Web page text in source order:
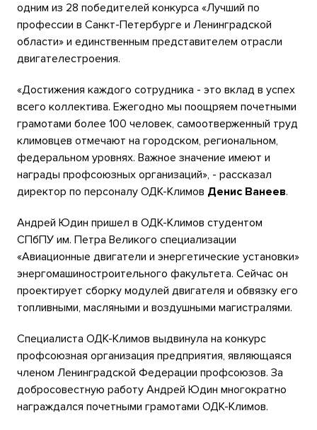
одним из 28 победителей конкурса «Лучший по
профессии в Санкт-Петербурге и Ленинградской
области» и единственным представителем отрасли
двигателестроения.
«Достижения каждого сотрудника - это вклад в успех
всего коллектива. Ежегодно мы поощряем почетными
грамотами более 100 человек, самоотверженный труд
климовцев отмечают на городском, региональном,
федеральном уровнях. Важное значение имеют и
награды профсоюзных организаций», - рассказал
директор по персоналу ОДК-Климов Денис Ванеев.
Андрей Юдин пришел в ОДК-Климов студентом
СПбПУ им. Петра Великого специализации
«Авиационные двигатели и энергетические установки»
энергомашиностроительного факультета. Сейчас он
проектирует сборку модулей двигателя и обвязку его
топливными, масляными и воздушными магистралями.
Специалиста ОДК-Климов выдвинула на конкурс
профсоюзная организация предприятия, являющаяся
членом Ленинградской Федерации профсоюзов. За
добросовестную работу Андрей Юдин многократно
награждался почетными грамотами ОДК-Климов.